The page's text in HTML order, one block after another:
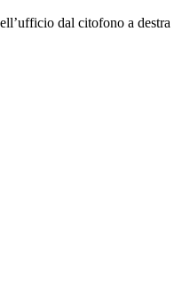
dal citofono a destra